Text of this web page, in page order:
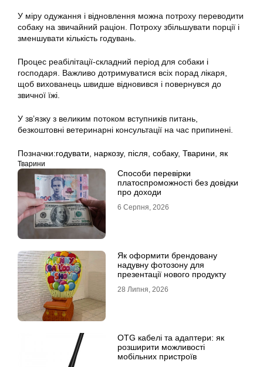
У міру одужання і відновлення можна потроху переводити
собаку на звичайний раціон. Потроху збільшувати порції і
зменшувати кількість годувань.
Процес реабілітації-складний період для собаки і
господаря. Важливо дотримуватися всіх порад лікаря,
щоб вихованець швидше відновився і повернувся до
звичної їжі.
У зв’язку з великим потоком вступників питань,
безкоштовні ветеринарні консультації на час припинені.
Позначки:годувати наркозу, після собаку, Тварини як
Тварини
Способи перевірки
платоспроможності без довідки
про доходи
6 Серпня, 2026
Як оформити брендовану
надувну фотозону для
презентації нового продукту
28 Липня, 2026
OTG кабелі та адаптери: як
розширити можливості
мобільних пристроїв